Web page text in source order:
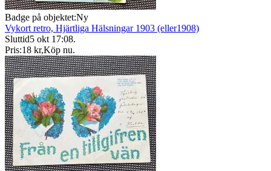
Badge på objektet:Ny
Vykort retro, Hjärtliga Hälsningar 1903 (eller1908)
Sluttid5 okt 17:08.
Pris:18 kr,Köp nu.